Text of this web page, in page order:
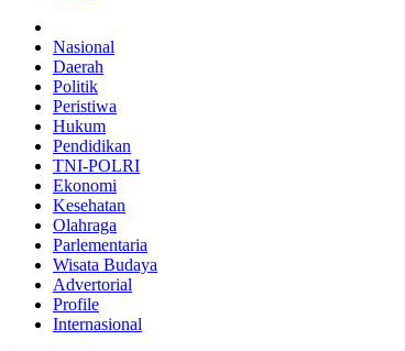
Nasional
Daerah
Politik
Peristiwa
Hukum
Pendidikan
TNI-POLRI
Ekonomi
Kesehatan
Olahraga
Parlementaria
Wisata Budaya
Advertorial
Profile
Internasional